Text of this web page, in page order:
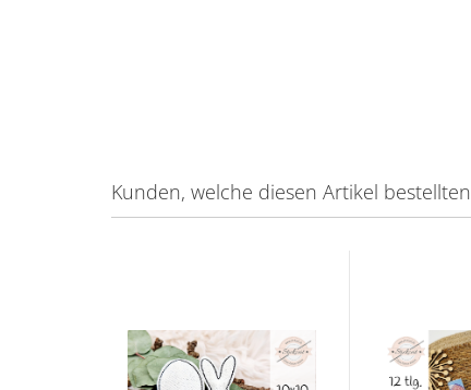
Kunden, welche diesen Artikel